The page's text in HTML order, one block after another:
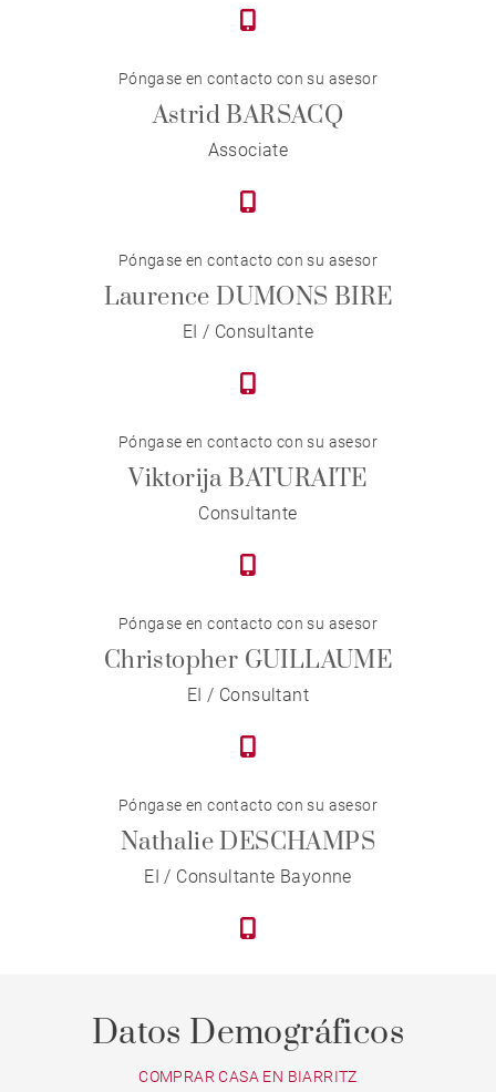
Póngase en contacto con su asesor
Astrid BARSACQ
Associate
Póngase en contacto con su asesor
Laurence DUMONS BIRE
EI / Consultante
Póngase en contacto con su asesor
Viktorija BATURAITE
Consultante
Póngase en contacto con su asesor
Christopher GUILLAUME
EI / Consultant
Póngase en contacto con su asesor
Nathalie DESCHAMPS
EI / Consultante Bayonne
Datos Demográficos
COMPRAR CASA EN BIARRITZ